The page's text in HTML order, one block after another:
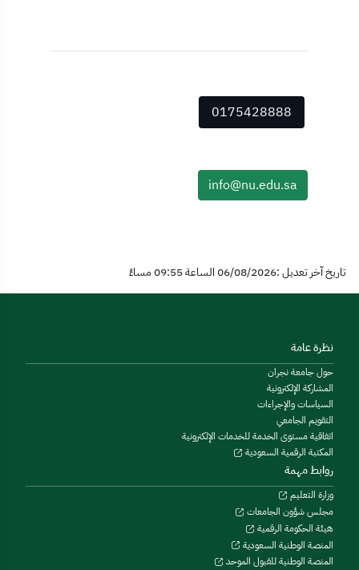
0175428888
info@nu.edu.sa
تاريخ آخر تعديل :06/08/2026 الساعة 09:55 مساءً
نظرة عامة
حول جامعة نجران
المشاركة الإلكترونية
السياسات والإجراءات
التقويم الجامعي
اتفاقية مستوى الخدمة للخدمات الإلكترونية
المكتبة الرقمية السعودية
روابط مهمة
وزارة التعليم
مجلس شؤون الجامعات
هيئة الحكومة الرقمية
المنصة الوطنية السعودية
المنصة الوطنية للقبول الموحد